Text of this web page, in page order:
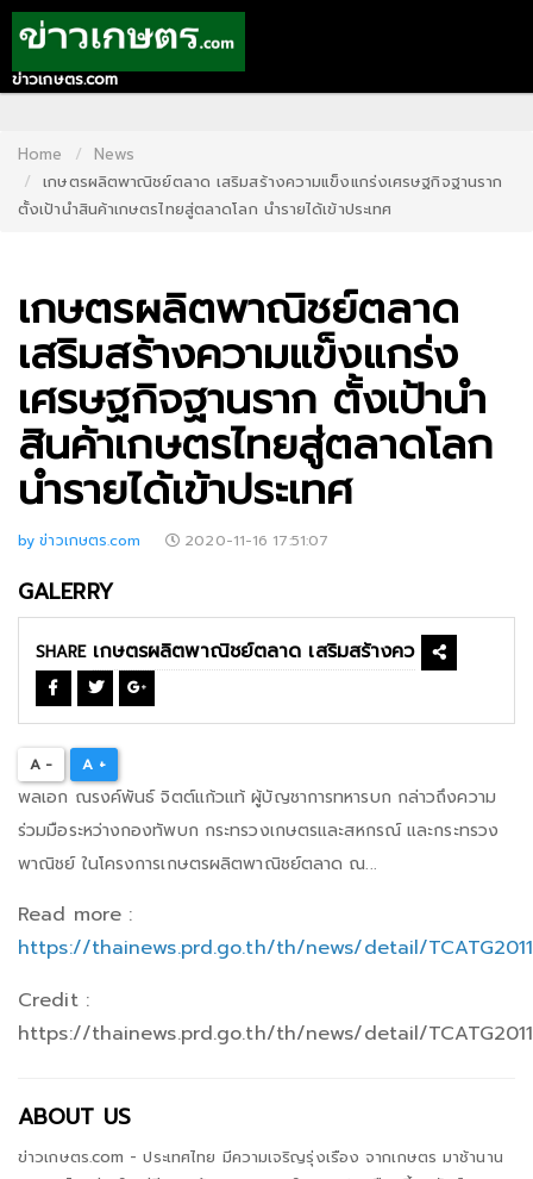
HOME
CONTACT
US
RECOMMEND
NEWS
LOGIN
REGISTER
ข่าวเกษตร.com
Home
News
เกษตรผลิตพาณิชย์ตลาด เสริมสร้างความแข็งแกร่งเศรษฐกิจฐานราก
ตั้งเป้านำสินค้าเกษตรไทยสู่ตลาดโลก นำรายได้เข้าประเทศ
เกษตรผลิตพาณิชย์ตลาด
เสริมสร้างความแข็งแกร่ง
เศรษฐกิจฐานราก ตั้งเป้านำ
สินค้าเกษตรไทยสู่ตลาดโลก
นำรายได้เข้าประเทศ
by ข่าวเกษตร.com 2020-11-16 17:51:07
GALERRY
SHARE
A - A +
พลเอก ณรงค์พันธ์ จิตต์แก้วแท้ ผู้บัญชาการทหารบก กล่าวถึงความ
ร่วมมือระหว่างกองทัพบก กระทรวงเกษตรและสหกรณ์ และกระทรวง
พาณิชย์ ในโครงการเกษตรผลิตพาณิชย์ตลาด ณ...
Read more :
https://thainews.prd.go.th/th/news/detail/
Credit :
https://thainews.prd.go.th/th/news/detail/
ABOUT US
ข่าวเกษตร.com - ประเทศไทย มีความเจริญรุ่งเรือง จากเกษตร มาช้านาน